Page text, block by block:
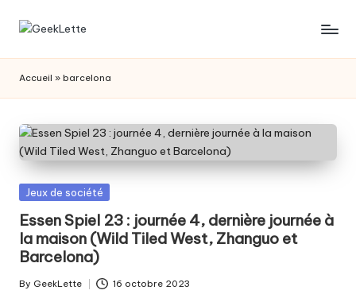
Skip
G
e
e
k
L
e
t
t
e
les
de
société
Accueil » barcelona
Posted
Jeux de société
Essen Spiel 23 : journée 4, dernière journée à
la maison (Wild Tiled West, Zhanguo et
Barcelona)
Posted
By GeekLette 16 octobre 2023